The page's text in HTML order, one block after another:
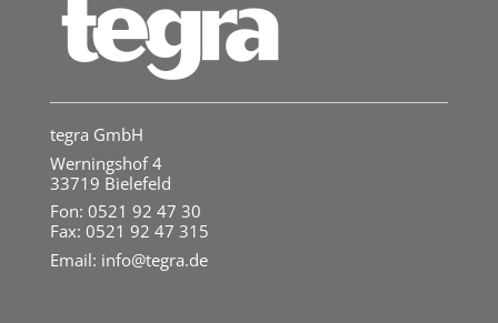
tegra GmbH
Werningshof 4
33719 Bielefeld
Fon: 0521 92 47 30
Fax: 0521 92 47 315
Email: info@tegra.de